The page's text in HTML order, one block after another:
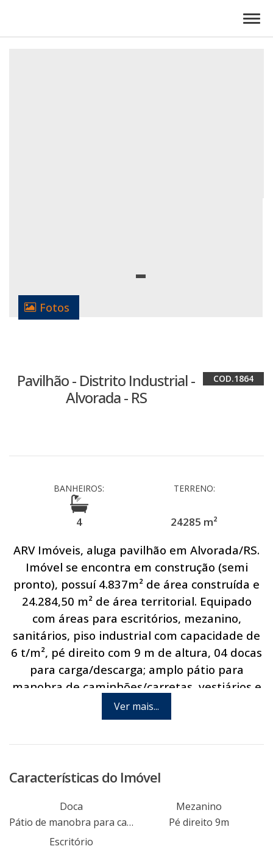
Fotos
Pavilhão - Distrito Industrial -
Alvorada - RS
1864
BANHEIROS:
4
TERRENO:
24285 m²
ARV Imóveis, aluga pavilhão em Alvorada/RS.
Imóvel se encontra em construção (semi
pronto), possuí 4.837m² de área construída e
24.284,50 m² de área territorial. Equipado
com áreas para escritórios, mezanino,
sanitários, piso industrial com capacidade de
6 t/m², pé direito com 9 m de altura, 04 docas
para carga/descarga; amplo pátio para
manobra de caminhões/carretas, vestiários e
estacionamento para visitantes. Imóvel ideal
para empresas do ramo comercial, industrial
fácil acesso às principais rodovias do
e Porto Alegre. Disponível na região: internet,
abastecimento de água, energia elétrica,
linha telefônica e linha de ônibus. Agende
Ver mais...
Características do Imóvel
Doca
Mezanino
Pátio de manobra para caminhões e carretas
Pé direito 9m
Escritório